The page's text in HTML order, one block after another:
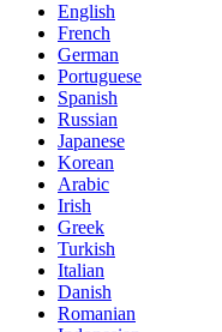
English
French
German
Portuguese
Spanish
Russian
Japanese
Korean
Arabic
Irish
Greek
Turkish
Italian
Danish
Romanian